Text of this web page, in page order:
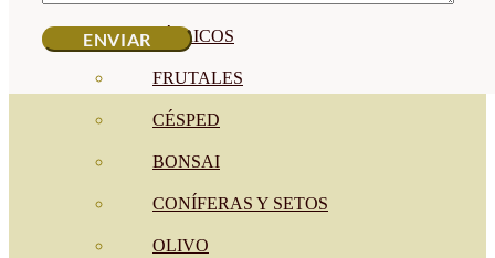
CÍTRICOS
FRUTALES
CÉSPED
BONSAI
CONÍFERAS Y SETOS
OLIVO